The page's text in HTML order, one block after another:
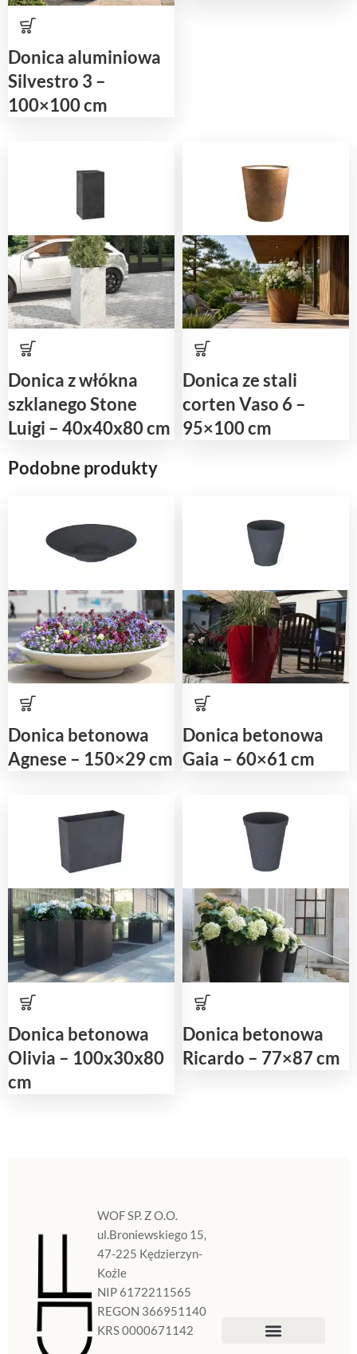
Donica aluminiowa
Silvestro 3 –
100×100 cm
Donica z włókna
szklanego Stone
Luigi – 40x40x80 cm
Donica ze stali
corten Vaso 6 –
95×100 cm
Podobne produkty
Donica betonowa
Agnese – 150×29 cm
Donica betonowa
Gaia – 60×61 cm
Donica betonowa
Olivia – 100x30x80
cm
Donica betonowa
Ricardo – 77×87 cm
WOF SP. Z O.O.
ul.Broniewskiego 15,
47-225 Kędzierzyn-
Koźle
NIP 6172211565
REGON 366951140
KRS 0000671142